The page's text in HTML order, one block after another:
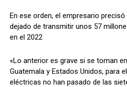
En ese orden, el empresario
dejado de transmitir unos 57
en el 2022
«Lo anterior es grave si se toman
Guatemala y Estados Unidos, para
eléctricas no han pasado de las